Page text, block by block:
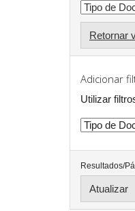
Retornar
Adicionar
Utilizar
Resultados/